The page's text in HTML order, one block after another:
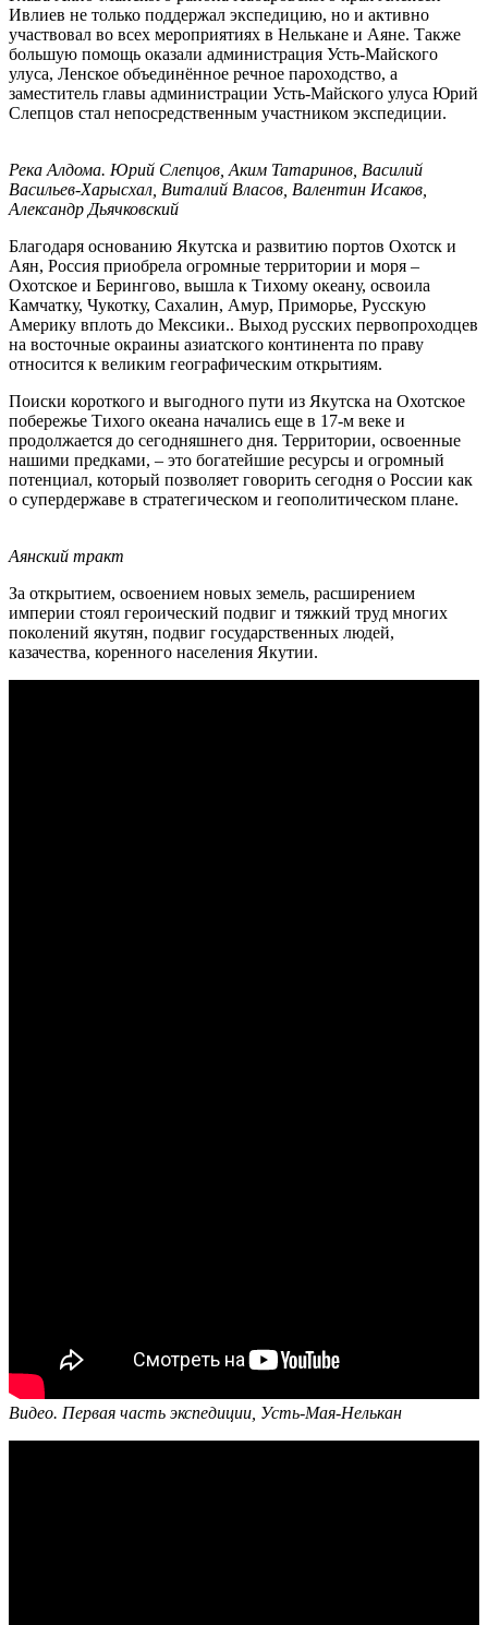
Ивлиев не только поддержал экспедицию, но и активно
участвовал во всех мероприятиях в Нелькане и Аяне. Также
большую помощь оказали администрация Усть-Майского
улуса, Ленское объединённое речное пароходство, а
заместитель главы администрации Усть-Майского улуса Юрий
Слепцов стал непосредственным участником экспедиции.
Река Алдома. Юрий Слепцов, Аким Татаринов, Василий
Васильев-Харысхал, Виталий Власов, Валентин Исаков,
Александр Дьячковский
Благодаря основанию Якутска и развитию портов Охотск и
Аян, Россия приобрела огромные территории и моря –
Охотское и Берингово, вышла к Тихому океану, освоила
Камчатку, Чукотку, Сахалин, Амур, Приморье, Русскую
Америку вплоть до Мексики.. Выход русских первопроходцев
на восточные окраины азиатского континента по праву
относится к великим географическим открытиям.
Поиски короткого и выгодного пути из Якутска на Охотское
побережье Тихого океана начались еще в 17-м веке и
продолжается до сегодняшнего дня. Территории, освоенные
нашими предками, – это богатейшие ресурсы и огромный
потенциал, который позволяет говорить сегодня о России как
о супердержаве в стратегическом и геополитическом плане.
Аянский тракт
За открытием, освоением новых земель, расширением
империи стоял героический подвиг и тяжкий труд многих
поколений якутян, подвиг государственных людей,
казачества, коренного населения Якутии.
Видео. Первая часть экспедиции, Усть-Мая-Нелькан